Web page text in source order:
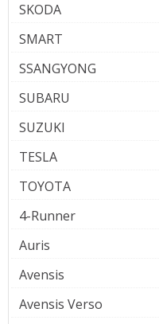
SKODA
SMART
SSANGYONG
SUBARU
SUZUKI
TESLA
TOYOTA
4-Runner
Auris
Avensis
Avensis Verso